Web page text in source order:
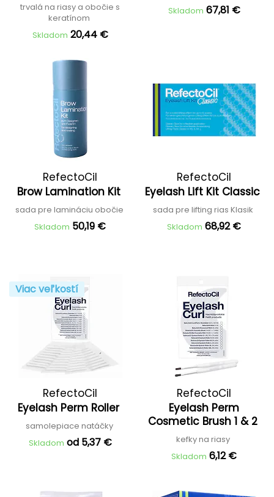
trvalá na riasy a obočie s
keratínom
Skladom 20,44 €
Skladom 67,81 €
RefectoCil
Brow Lamination Kit
sada pre lamináciu obočie
Skladom 50,19 €
RefectoCil
Eyelash Lift Kit Classic
sada pre lifting rias Klasik
Skladom 68,92 €
Viac veľkostí
RefectoCil
Eyelash Perm Roller
samolepiace natáčky
Skladom od 5,37 €
RefectoCil
Eyelash Perm
Cosmetic Brush 1 & 2
kefky na riasy
Skladom 6,12 €